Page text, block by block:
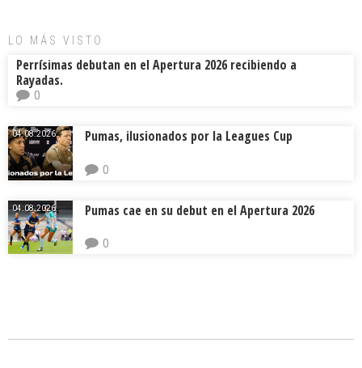
LO MÁS VISTO
Perrísimas debutan en el Apertura 2026 recibiendo a
Rayadas.
0
04.08.2026. Pumas, ilusionados por la Leagues Cup
0
04.08.2026. Pumas cae en su debut en el Apertura 2026
0